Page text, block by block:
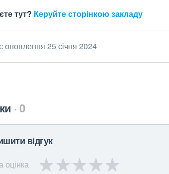
тут? Керуйте сторінкою закладу
оновлення 25 січня 2024
0
відгук
оцінка